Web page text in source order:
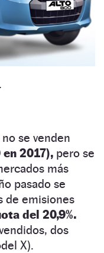
se venden
2017), pero se
más
pasado se
de emisiones
del 20,9%.
dos
X).